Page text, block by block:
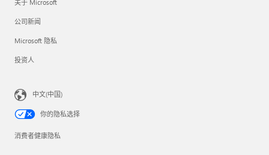
关于 Microsoft
公司新闻
Microsoft 隐私
投资人
中文(中国)
你的隐私选择
消费者健康隐私